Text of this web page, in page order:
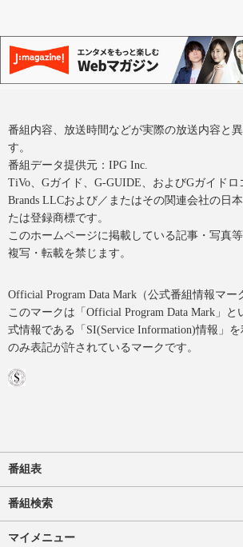
番組内容、放送時間などが実際の放送内容と
す。
番組データ提供元：IPG Inc.
TiVo、Gガイド、G-GUIDE、およびGガイドロ
Brands LLCおよび／またはその関連会社の日
たは登録商標です。
このホームページに掲載している記事・写真
複写・転載を禁じます。
Official Program Data Mark（公式番組情報マー
このマークは「Official Program Data Mark」
式情報である「SI(Service Information)情報」
のみ表記が許されているマークです。
番組表
番組検索
マイメニュー